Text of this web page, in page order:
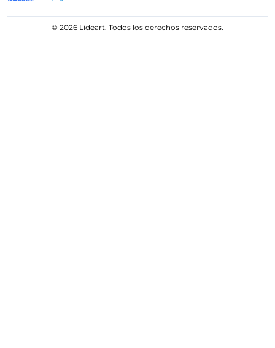
© 2026 Lideart. Todos los derechos reservados.